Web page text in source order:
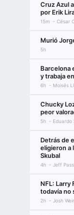
Cruz Azul
por Erik
15m César
Murió
5h
Barcelona
y trabaja
6h Moisés
Chucky
peor
5h Eduardo
Detrás de
eligieron a
Skubal
4h Jeff
NFL: Larry
todavía no
2h Josh